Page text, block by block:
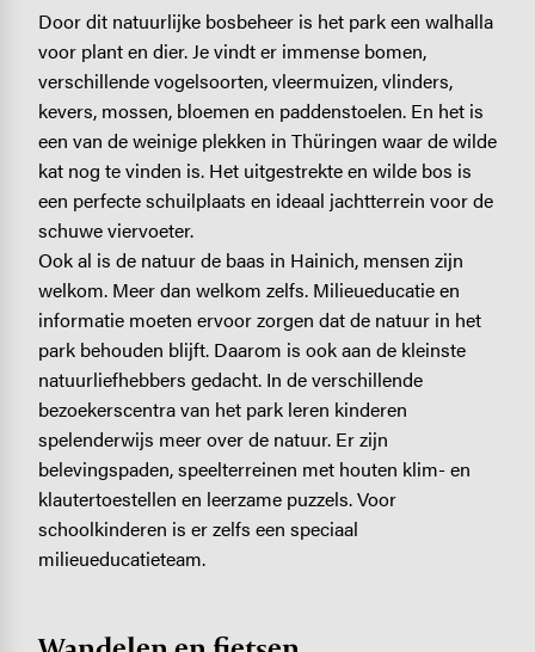
Door dit natuurlijke bosbeheer is het park een walhalla
voor plant en dier. Je vindt er immense bomen,
verschillende vogelsoorten, vleermuizen, vlinders,
kevers, mossen, bloemen en paddenstoelen. En het is
een van de weinige plekken in Thüringen waar de wilde
kat nog te vinden is. Het uitgestrekte en wilde bos is
een perfecte schuilplaats en ideaal jachtterrein voor de
schuwe viervoeter.
Ook al is de natuur de baas in Hainich, mensen zijn
welkom. Meer dan welkom zelfs. Milieueducatie en
informatie moeten ervoor zorgen dat de natuur in het
park behouden blijft. Daarom is ook aan de kleinste
natuurliefhebbers gedacht. In de verschillende
bezoekerscentra van het park leren kinderen
spelenderwijs meer over de natuur. Er zijn
belevingspaden, speelterreinen met houten klim- en
klautertoestellen en leerzame puzzels. Voor
schoolkinderen is er zelfs een speciaal
milieueducatieteam.